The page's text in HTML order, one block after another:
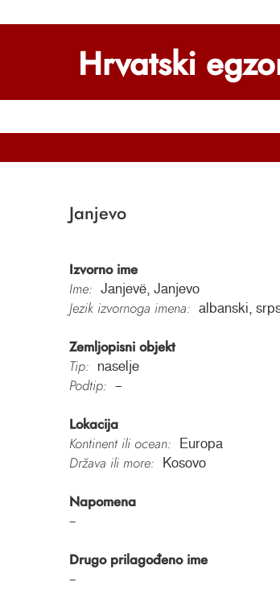
Hrvatski
Janjevo
Izvorno ime
Ime:
Janjevë, Janjevo
Jezik izvornoga imena: albanski,
Zemljopisni objekt
Tip:
naselje
Podtip: –
Lokacija
Kontinent ili ocean:
Europa
Država ili more: Kosovo
Napomena
–
Drugo prilagođeno ime
–